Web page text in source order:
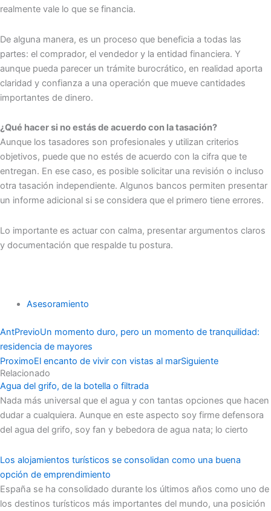
realmente vale lo que se financia.
De alguna manera, es un proceso que beneficia a todas las
partes: el comprador, el vendedor y la entidad financiera. Y
aunque pueda parecer un trámite burocrático, en realidad aporta
claridad y confianza a una operación que mueve cantidades
importantes de dinero.
¿Qué hacer si no estás de acuerdo con la tasación?
Aunque los tasadores son profesionales y utilizan criterios
objetivos, puede que no estés de acuerdo con la cifra que te
entregan. En ese caso, es posible solicitar una revisión o incluso
otra tasación independiente. Algunos bancos permiten presentar
un informe adicional si se considera que el primero tiene errores.
Lo importante es actuar con calma, presentar argumentos claros
y documentación que respalde tu postura.
Asesoramiento
AntPrevioUn momento duro, pero un momento de tranquilidad:
residencia de mayores
ProximoEl encanto de vivir con vistas al marSiguiente
Relacionado
Agua del grifo, de la botella o filtrada
Nada más universal que el agua y con tantas opciones que hacen
dudar a cualquiera. Aunque en este aspecto soy firme defensora
del agua del grifo, soy fan y bebedora de agua nata; lo cierto
Los alojamientos turísticos se consolidan como una buena
opción de emprendimiento
España se ha consolidado durante los últimos años como uno de
los destinos turísticos más importantes del mundo, una posición